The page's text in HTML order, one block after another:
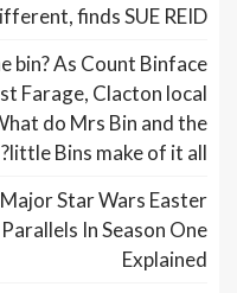
finds SUE REID
bin? As Count Binface
Farage, Clacton local
do Mrs Bin and the
little Bins make of it all?
Star Wars Easter
In Season One
Explained